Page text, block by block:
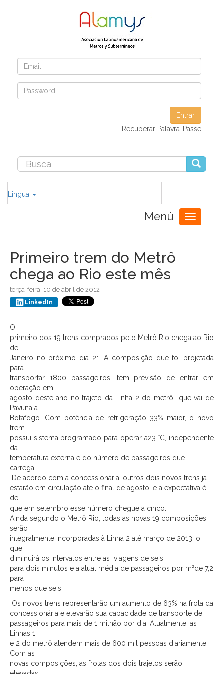
Entrar
Recuperar Palavra-Passe
Lingua
Menú
Toggle
navigation
Primeiro trem do Metrô
chega ao Rio este mês
terça-feira, 10 de abril de 2012
LinkedIn
O
primeiro dos 19 trens comprados pelo Metrô Rio chega ao Rio
de
Janeiro no próximo dia 21.A composição que foi projetada
para
transportar 1800 passageiros, tem previsão de entrar em
operação em
agosto deste ano no trajeto da Linha 2 do metrô
que vai de
Pavuna a
Botafogo. Com potência de refrigeração 33% maior, o novo
trem
possui sistema programado para operar a23 °C, independente
da
temperatura externa e do número de passageiros que
carrega.
De acordo com a concessionária, outros dois novos trens já
estarão em circulação até o final de agosto, e a expectativa é
de
que em setembro esse número chegue a cinco.
Ainda segundo o Metrô Rio, todas as novas 19 composições
serão
integralmente incorporadas à Linha 2 até março de 2013, o
que
diminuirá os intervalos entre as viagens de seis
para dois minutos e a atual média de passageiros por m²de 7,2
para
menos que seis.
Os novos trens representarão um aumento de 63% na frota da
concessionária e elevarão sua capacidade de transporte de
passageiros para mais de 1 milhão por dia. Atualmente, as
Linhas 1
e 2 do metrô atendem mais de 600 mil pessoas diariamente.
Com as
novas composições, as frotas dos dois trajetos serão